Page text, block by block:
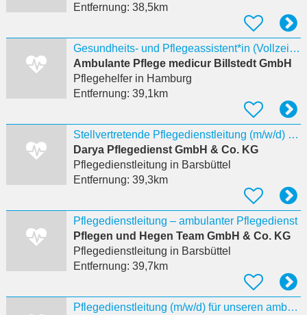
Entfernung: 38,5km
Gesundheits- und Pflegeassistent*in (Vollzeit/Teilzeit) für LeNa in Hamburg Billstedt –
Ambulante Pflege medicur Billstedt GmbH
Pflegehelferin Hamburg
Entfernung: 39,1km
Stellvertretende Pflegedienstleitung (m/w/d) - Bei uns startet Deine Karriere!
Darya Pflegedienst GmbH & Co. KG
Pflegedienstleitung in Barsbüttel
Entfernung: 39,3km
Pflegedienstleitung – ambulanter Pflegedienst
Pflegen und Hegen Team GmbH & Co. KG
Pflegedienstleitung in Barsbüttel
Entfernung: 39,7km
Pflegedienstleitung (m/w/d) für unseren ambulanten Dienst am Standort Hamburg-Horn -